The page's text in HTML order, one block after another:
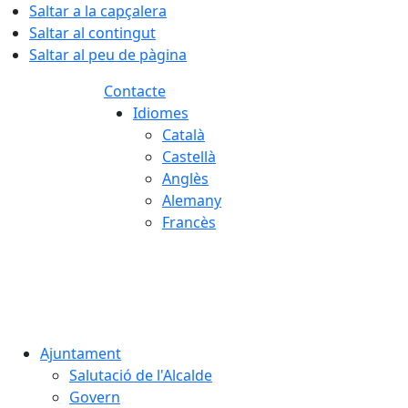
Saltar a la capçalera
Saltar al contingut
Saltar al peu de pàgina
Contacte
Idiomes
Català
Castellà
Anglès
Alemany
Francès
Ajuntament
Salutació de l'Alcalde
Govern